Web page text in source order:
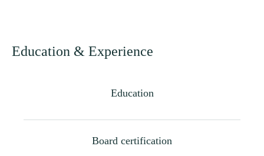
Education & Experience
Education
Board certification